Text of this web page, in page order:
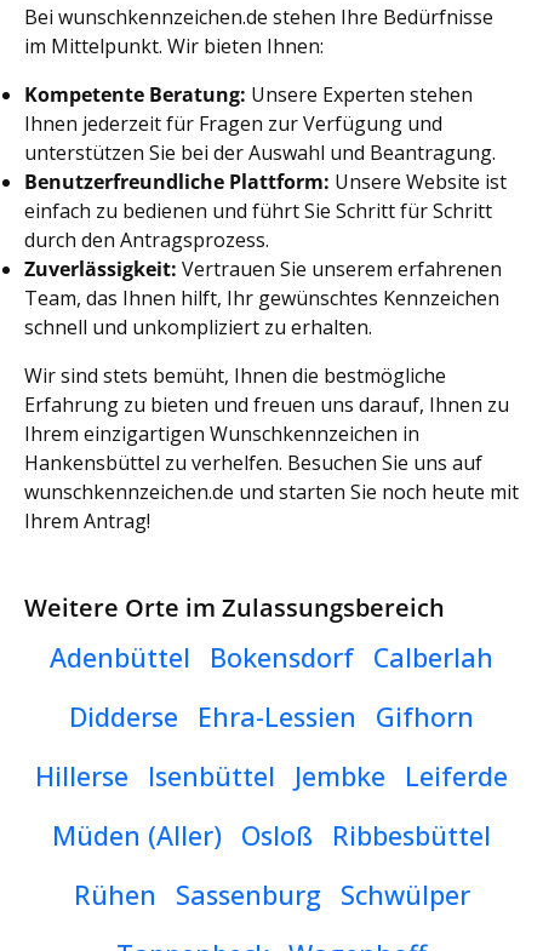
Bei wunschkennzeichen.de stehen Ihre Bedürfnisse
im Mittelpunkt. Wir bieten Ihnen:
Kompetente Beratung: Unsere Experten stehen
Ihnen jederzeit für Fragen zur Verfügung und
unterstützen Sie bei der Auswahl und Beantragung.
Benutzerfreundliche Plattform: Unsere Website ist
einfach zu bedienen und führt Sie Schritt für Schritt
durch den Antragsprozess.
Zuverlässigkeit: Vertrauen Sie unserem erfahrenen
Team, das Ihnen hilft, Ihr gewünschtes Kennzeichen
schnell und unkompliziert zu erhalten.
Wir sind stets bemüht, Ihnen die bestmögliche
Erfahrung zu bieten und freuen uns darauf, Ihnen zu
Ihrem einzigartigen Wunschkennzeichen in
Hankensbüttel zu verhelfen. Besuchen Sie uns auf
wunschkennzeichen.de und starten Sie noch heute mit
Ihrem Antrag!
Weitere Orte im Zulassungsbereich
Adenbüttel Bokensdorf Calberlah
Didderse
Ehra-Lessien
Gifhorn
Hillerse
Isenbüttel Jembke
Leiferde
Müden (Aller) Osloß
Ribbesbüttel
Rühen
Sassenburg
Schwülper